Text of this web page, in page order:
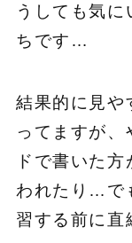
うしても気
ちです…
結果的に見や
ってますが
ドで書いた
われたり…で
習する前に直